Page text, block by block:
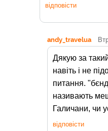
відповісти
andy_travelua
Дякую за
навіть і не
питання.
називають
Галичани, чи
відповісти